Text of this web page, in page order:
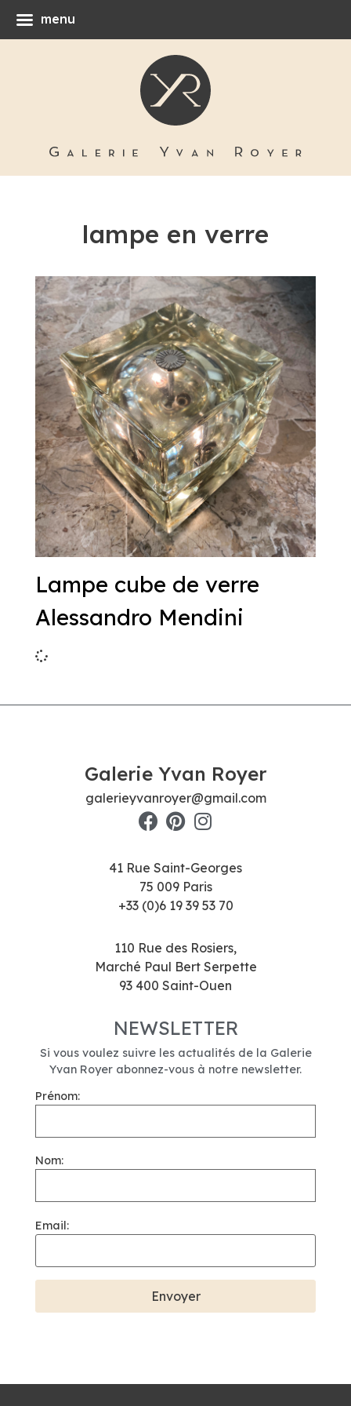
lampe en verre
Lampe cube de verre
Alessandro Mendini
Galerie Yvan Royer
galerieyvanroyer@gmail.com
41 Rue Saint-Georges
75 009 Paris
+33 (0)6 19 39 53 70
110 Rue des Rosiers,
Marché Paul Bert Serpette
93 400 Saint-Ouen
NEWSLETTER
Si vous voulez suivre les actualités de la Galerie
Yvan Royer abonnez-vous à notre newsletter.
Prénom:
Nom:
Email:
menu